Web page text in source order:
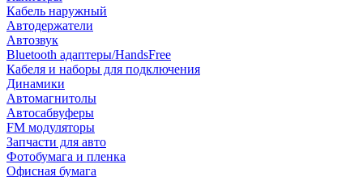
Кабель наружный
Автодержатели
Автозвук
Bluetooth адаптеры/HandsFree
Кабеля и наборы для подключения
Динамики
Автомагнитолы
Автосабвуферы
FM модуляторы
Запчасти для авто
Фотобумага и пленка
Офисная бумага